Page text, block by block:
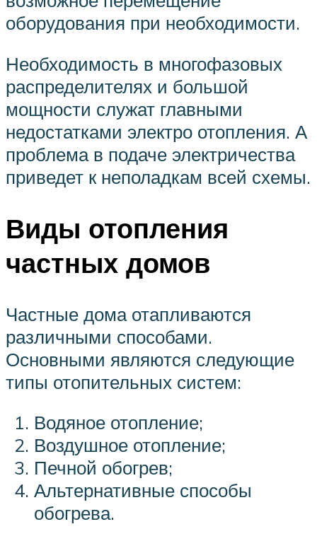
оборудования при необходимости.
Необходимость в многофазовых
распределителях и большой
мощности служат главными
недостатками электро отопления. А
проблема в подаче электричества
приведет к неполадкам всей схемы.
Виды отопления
частных домов
Частные дома отапливаются
различными способами.
Основными являются следующие
типы отопительных систем:
Водяное отопление;
Воздушное отопление;
Печной обогрев;
Альтернативные способы
обогрева.